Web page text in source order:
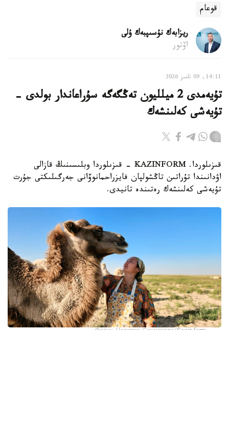
قوعام
ريزابەك نۇسىپبەك ۇلى
اۆتور
14:11, 09 تامىز 2026
تۇيەمدى 2 ميلليون تەڭگەگە سۇراعاندار بولدى -
تۇيەشى كەلىنشەك
قىزىلوردا. KAZINFORM - قىزىلوردا وبلىسىنىڭ قازالى
اۋدانىندا تۇراتىن تاڭشولپان فايزراحمانوۆانى جەرگىلىكتى جۇرت
تۇيەشى كەلىنشەك رەتىندە تانيدى.
Фото: Назерке Саниязова/Kazinform